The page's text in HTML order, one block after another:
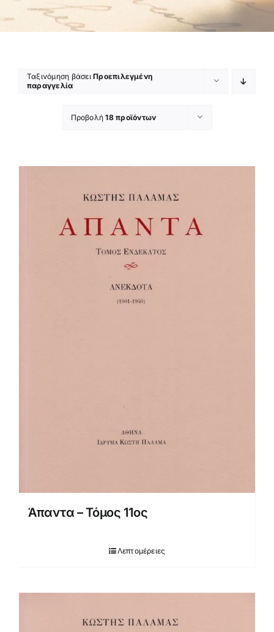
Ταξινόμηση βάσειΠροεπιλεγμένη
παραγγελία
Προβολή18 προϊόντων
Άπαντα – Τόμος 11ος
Λεπτομέρειες